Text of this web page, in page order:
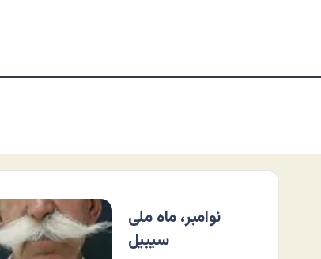
نوامبر، ماه ملی
سیبیل